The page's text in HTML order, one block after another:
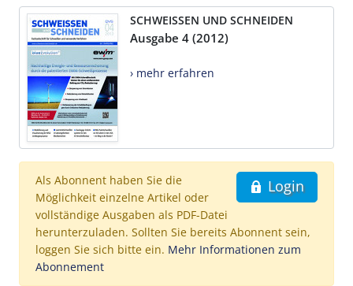
SCHWEISSEN UND SCHNEIDEN
Ausgabe 4 (2012)
› mehr erfahren
Login
Als Abonnent haben Sie die
Möglichkeit einzelne Artikel oder
vollständige Ausgaben als PDF-Datei
herunterzuladen. Sollten Sie bereits Abonnent sein,
loggen Sie sich bitte ein. Mehr Informationen zum
Abonnement